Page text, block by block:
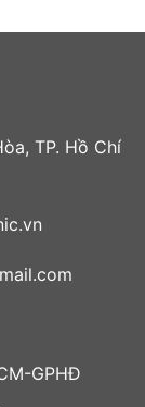
TP. Hồ Chí
GPHĐ